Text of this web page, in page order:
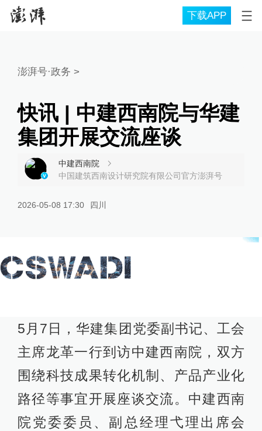
下载APP
澎湃号·政务 >
快讯 | 中建西南院与华建
集团开展交流座谈
中建西南院
中国建筑西南设计研究院有限公司官方澎湃号
2026-05-08 17:30 四川
5月7日，华建集团党委副书记、工会
主席龙革一行到访中建西南院，双方
围绕科技成果转化机制、产品产业化
路径等事宜开展座谈交流。中建西南
院党委委员、副总经理弋理出席会